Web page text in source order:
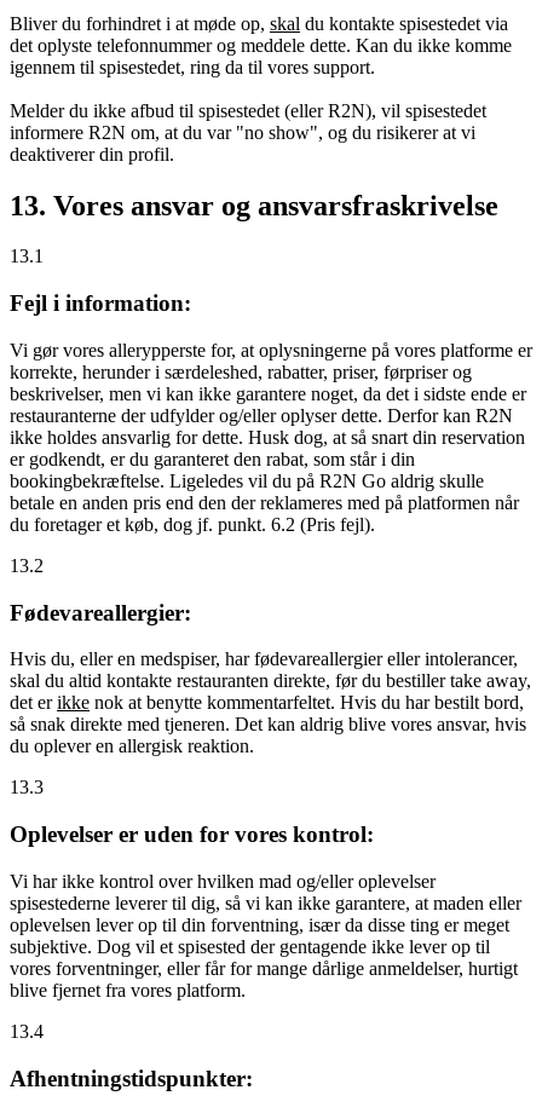
Bliver du forhindret i at møde op, skal du kontakte spisestedet via
det oplyste telefonnummer og meddele dette. Kan du ikke komme
igennem til spisestedet, ring da til vores support.
Melder du ikke afbud til spisestedet (eller R2N), vil spisestedet
informere R2N om, at du var "no show", og du risikerer at vi
deaktiverer din profil.
13. Vores ansvar og ansvarsfraskrivelse
13.1
Fejl i information:
Vi gør vores allerypperste for, at oplysningerne på vores platforme er
korrekte, herunder i særdeleshed, rabatter, priser, førpriser og
beskrivelser, men vi kan ikke garantere noget, da det i sidste ende er
restauranterne der udfylder og/eller oplyser dette. Derfor kan R2N
ikke holdes ansvarlig for dette. Husk dog, at så snart din reservation
er godkendt, er du garanteret den rabat, som står i din
bookingbekræftelse. Ligeledes vil du på R2N Go aldrig skulle
betale en anden pris end den der reklameres med på platformen når
du foretager et køb, dog jf. punkt. 6.2 (Pris fejl).
13.2
Fødevareallergier:
Hvis du, eller en medspiser, har fødevareallergier eller intolerancer,
skal du altid kontakte restauranten direkte, før du bestiller take away,
det erikke nok at benytte kommentarfeltet. Hvis du har bestilt bord,
så snak direkte med tjeneren. Det kan aldrig blive vores ansvar, hvis
du oplever en allergisk reaktion.
13.3
Oplevelser er uden for vores kontrol:
Vi har ikke kontrol over hvilken mad og/eller oplevelser
spisestederne leverer til dig, så vi kan ikke garantere, at maden eller
oplevelsen lever op til din forventning, især da disse ting er meget
subjektive. Dog vil et spisested der gentagende ikke lever op til
vores forventninger, eller får for mange dårlige anmeldelser, hurtigt
blive fjernet fra vores platform.
13.4
Afhentningstidspunkter: